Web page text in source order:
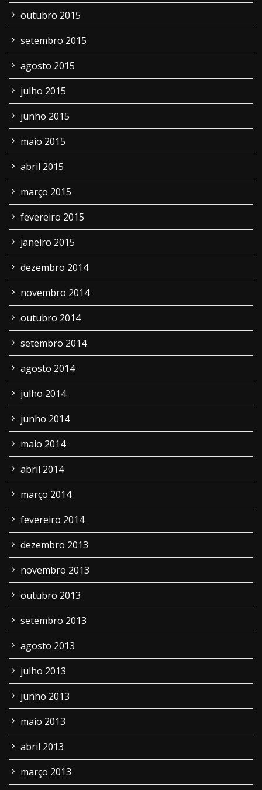
outubro 2015
setembro 2015
agosto 2015
julho 2015
junho 2015
maio 2015
abril 2015
março 2015
fevereiro 2015
janeiro 2015
dezembro 2014
novembro 2014
outubro 2014
setembro 2014
agosto 2014
julho 2014
junho 2014
maio 2014
abril 2014
março 2014
fevereiro 2014
dezembro 2013
novembro 2013
outubro 2013
setembro 2013
agosto 2013
julho 2013
junho 2013
maio 2013
abril 2013
março 2013